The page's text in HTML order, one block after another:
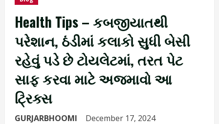
Health Tips – કબજીયાતથી
પરેશાન, ઠંડીમાં કલાકો સુધી બેસી
રહેવું પડે છે ટોયલેટમાં, તરત પેટ
સાફ કરવા માટે અજમાવો આ
ટ્રિક્સ
GURJARBHOOMI December 17, 2024